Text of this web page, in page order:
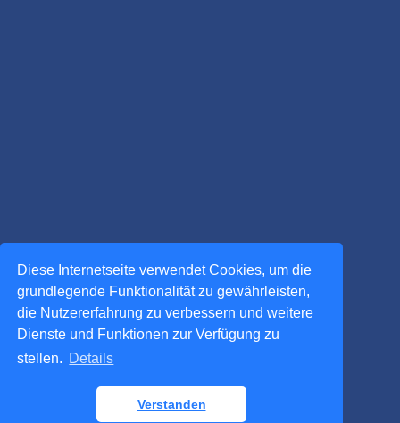
Diese Internetseite verwendet Cookies, um die
grundlegende Funktionalität zu gewährleisten,
die Nutzererfahrung zu verbessern und weitere
Dienste und Funktionen zur Verfügung zu
stellen. Details
Verstanden